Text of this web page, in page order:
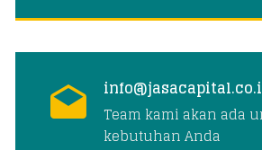
Team kami akan ada
kebutuhan Anda